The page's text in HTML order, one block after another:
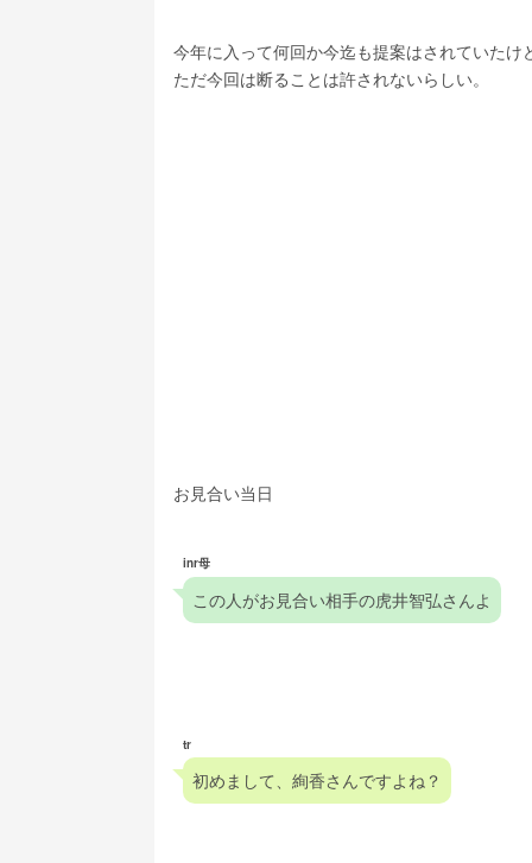
今年に入って何回か今迄も提案はされていたけ
ただ今回は断ることは許されないらしい。
お見合い当日
inr母
この人がお見合い相手の虎井智弘さんよ
tr
初めまして、絢香さんですよね？